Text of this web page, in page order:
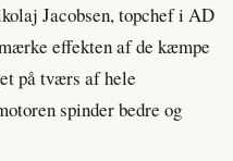
Jacobsen, topchef i AD
effekten af de kæmpe
på tværs af hele
spinder bedre og